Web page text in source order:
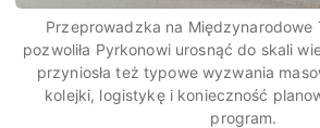
Przeprowadzka na Międzynarodowe
pozwoliła Pyrkonowi urosnąć do skali
przyniosła też typowe wyzwania
kolejki, logistykę i konieczność
program.